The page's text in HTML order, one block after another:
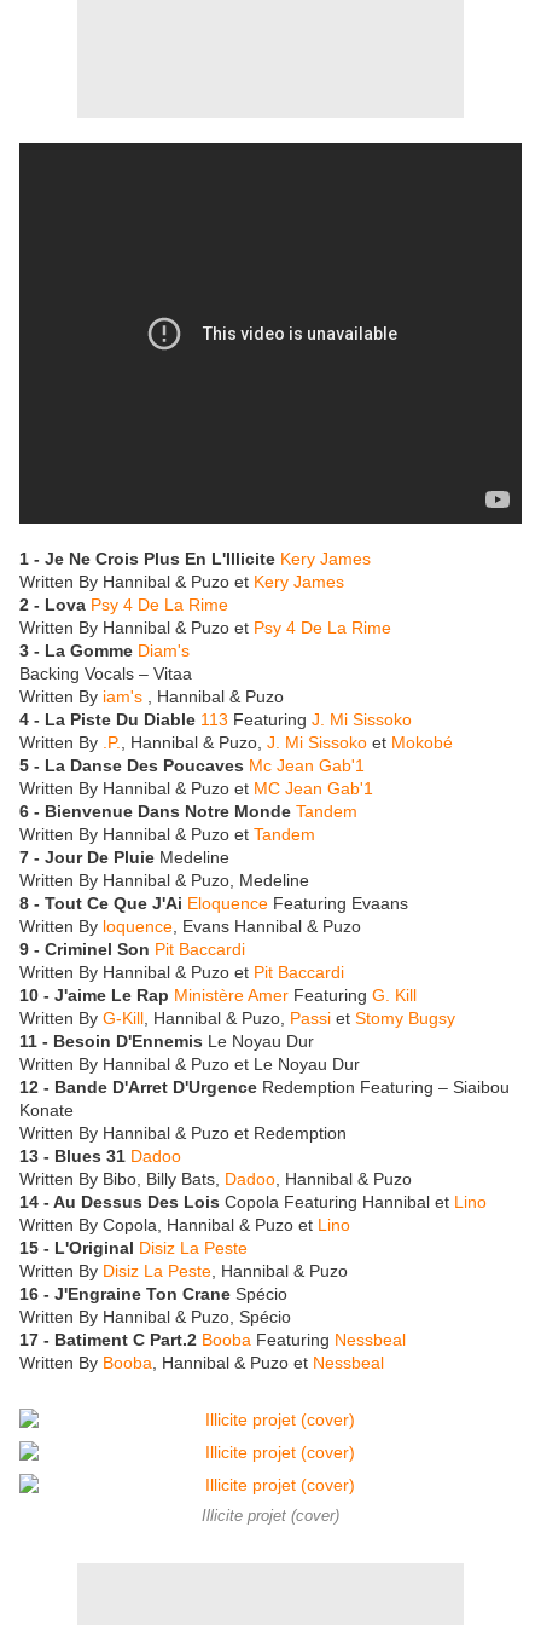
1 - Je Ne Crois Plus En L'Illicite Kery James
Written By Hannibal & Puzo et Kery James
2 - Lova Psy 4 De La Rime
Written By Hannibal & Puzo et Psy 4 De La Rime
3 - La Gomme Diam's
Backing Vocals – Vitaa
Written By iam's , Hannibal & Puzo
4 - La Piste Du Diable 113 Featuring J. Mi Sissoko
Written By .P. , Hannibal & Puzo, J. Mi Sissoko et Mokobé
5 - La Danse Des Poucaves Mc Jean Gab'1
Written By Hannibal & Puzo et MC Jean Gab'1
6 - Bienvenue Dans Notre Monde Tandem
Written By Hannibal & Puzo et Tandem
7 - Jour De Pluie Medeline
Written By Hannibal & Puzo, Medeline
8 - Tout Ce Que J'Ai Eloquence Featuring Evaans
Written By loquence , Evans Hannibal & Puzo
9 - Criminel Son Pit Baccardi
Written By Hannibal & Puzo et Pit Baccardi
10 - J'aime Le Rap Ministère Amer Featuring G. Kill
Written By G-Kill , Hannibal & Puzo, Passi et Stomy Bugsy
11 - Besoin D'Ennemis Le Noyau Dur
Written By Hannibal & Puzo et Le Noyau Dur
12 - Bande D'Arret D'Urgence Redemption Featuring – Siaibou
Konate
Written By Hannibal & Puzo et Redemption
13 - Blues 31 Dadoo
Written By Bibo, Billy Bats, Dadoo , Hannibal & Puzo
14 - Au Dessus Des Lois Copola Featuring Hannibal et Lino
Written By Copola, Hannibal & Puzo et Lino
15 - L'Original Disiz La Peste
Written By Disiz La Peste , Hannibal & Puzo
16 - J'Engraine Ton Crane Spécio
Written By Hannibal & Puzo, Spécio
17 - Batiment C Part.2 Booba Featuring Nessbeal
Written By Booba , Hannibal & Puzo et Nessbeal
Illicite projet (cover)